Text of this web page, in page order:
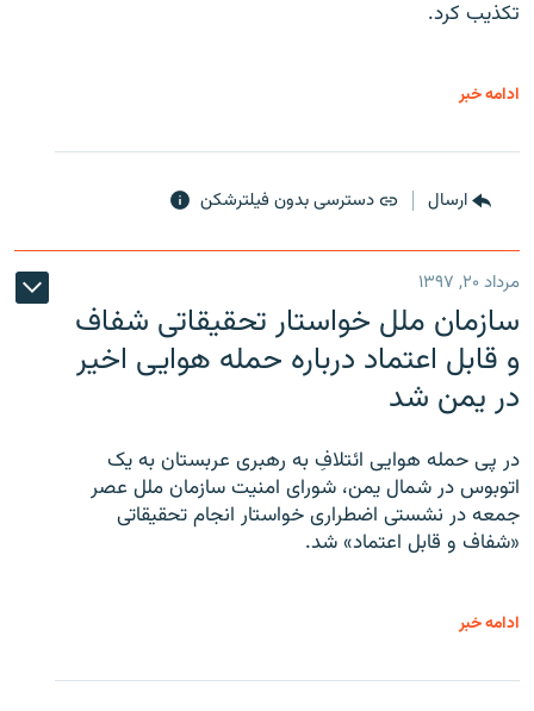
تکذیب کرد.
ادامه خبر
ارسال دسترسی بدون فیلترشکن
مرداد ۲۰, ۱۳۹۷
سازمان ملل خواستار تحقیقاتی شفاف
و قابل اعتماد درباره حمله هوایی اخیر
در یمن شد
در پی حمله هوایی ائتلافِ به رهبری عربستان به یک
اتوبوس در شمال یمن، شورای امنیت سازمان ملل عصر
جمعه در نشستی اضطراری خواستار انجام تحقیقاتی
«شفاف و قابل اعتماد» شد.
ادامه خبر